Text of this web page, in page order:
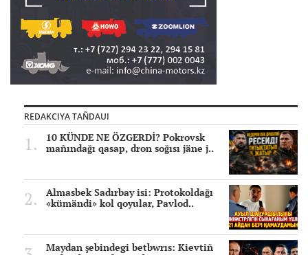
REDAKCIYA TAÑDAUI
10 KÜNDE NE ÖZGERDİ? Pokrovsk
mañındağı qasap, dron soğısı jäne j..
Almasbek Sadırbay isi: Protokoldağı
«kümändi» kol qoyular, Pavlod..
Maydan şebindegi betbwrıs: Kievtiñ